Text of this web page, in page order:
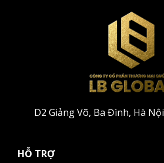
D2 Giảng Võ, Ba Đình, Hà Nội
HỖ TRỢ